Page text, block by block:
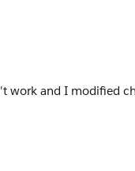
work and I modified